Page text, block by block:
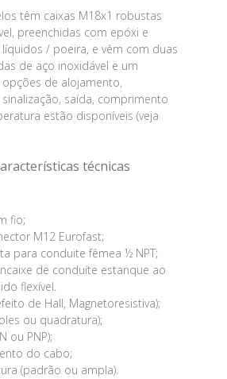
têm caixas M18x1 robustas
preenchidas com epóxi e
/ poeira, e vêm com duas
de aço inoxidável e um
de alojamento,
saída, comprimento
estão disponíveis (veja
técnicas
fio;
M12 Eurofast;
para conduite fêmea ½ NPT;
de conduíte estanque ao
flexível.
de Hall, Magnetoresistiva);
ou quadratura);
ou PNP);
do cabo;
(padrão ou ampla).